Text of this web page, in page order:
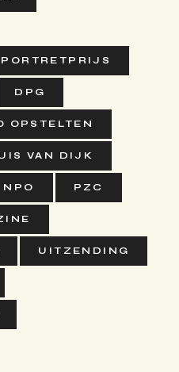
DPG
OPSTELTEN
VAN DIJK
NPO PZC
UITZENDING